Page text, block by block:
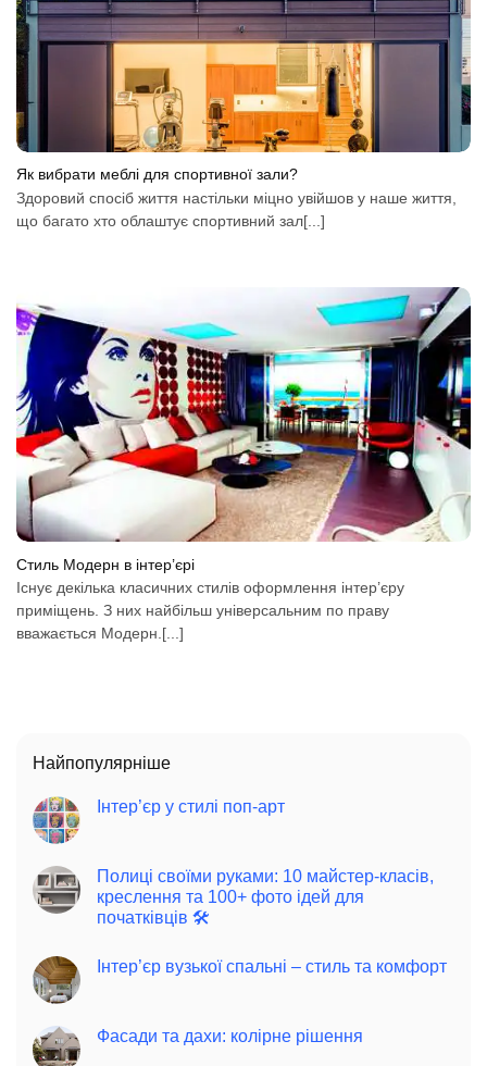
Як вибрати меблі для спортивної зали?
Здоровий спосіб життя настільки міцно увійшов у наше життя,
що багато хто облаштує спортивний зал[...]
Стиль Модерн в інтер’єрі
Існує декілька класичних стилів оформлення інтер’єру
приміщень. З них найбільш універсальним по праву
вважається Модерн.[...]
Найпопулярніше
Інтер’єр у стилі поп-арт
Полиці своїми руками: 10 майстер-класів,
креслення та 100+ фото ідей для
початківців 🛠️
Інтер’єр вузької спальні – стиль та комфорт
Фасади та дахи: колірне рішення